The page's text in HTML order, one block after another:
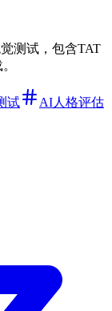
测试，包含TAT
试
AI人格评估